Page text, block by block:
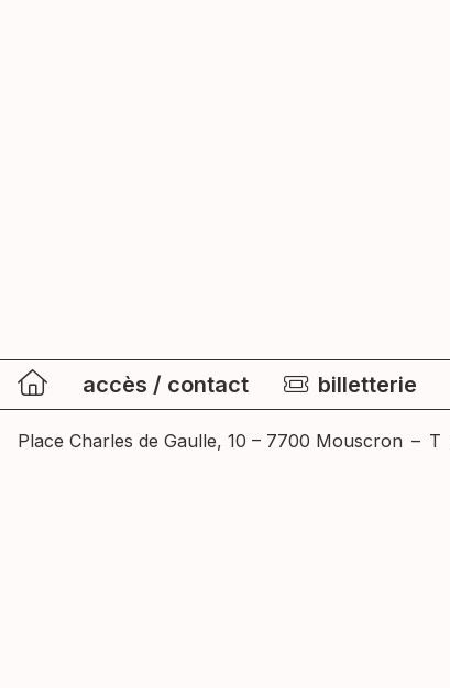
accès / contact billetterie
Place Charles de Gaulle, 10 – 7700 Mouscron – T